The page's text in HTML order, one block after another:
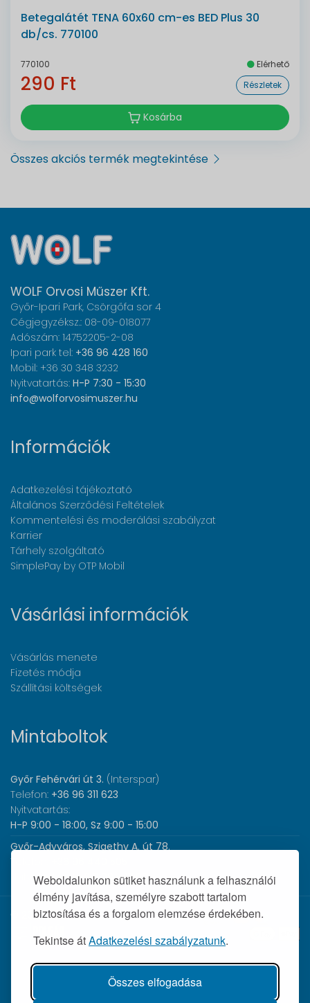
Weboldalunkon sütiket használunk a felhasználói
élmény javítása, személyre szabott tartalom
biztosítása és a forgalom elemzése érdekében.
Tekintse átAdatkezelési szabályzatunk.
Összes elfogadása
Betegalátét TENA 60x60 cm-es BED Plus 30
db/cs. 770100
770100 Elérhető
290 Ft Részletek
Kosárba
Összes akciós termék megtekintése
WOLF Orvosi Műszer Kft.
Győr-Ipari Park, Csörgőfa sor 4
Cégjegyzéksz.: 08-09-018077
Adószám: 14752205-2-08
Ipari park tel: +36 96 428 160
Mobil: +36 30 348 3232
Nyitvatartás: H-P 7:30 - 15:30
info@wolforvosimuszer.hu
Információk
Adatkezelési tájékoztató
Általános Szerződési Feltételek
Kommentelési és moderálási szabályzat
Karrier
Tárhely szolgáltató
SimplePay by OTP Mobil
Vásárlási információk
Vásárlás menete
Fizetés módja
Szállítási költségek
Mintaboltok
Győr Fehérvári út 3. (Interspar)
Telefon: +36 96 311 623
Nyitvatartás:
H-P 9:00 - 18:00, Sz 9:00 - 15:00
Győr-Adyváros, Szigethy A. út 78.
Telefon:
Nyitvatartás:H-P 8:00 - 17:00
© 2026 Wolf Orvosi Műszer Kft. |